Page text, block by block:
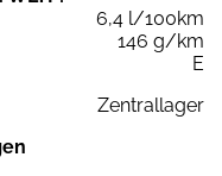
6,4 l/100km
146 g/km
E
Zentrallager